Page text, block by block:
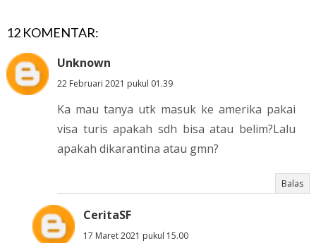
12 KOMENTAR:
Unknown
22 Februari 2021 pukul 01.39
Ka mau tanya utk masuk ke amerika pakai
visa turis apakah sdh bisa atau belim?Lalu
apakah dikarantina atau gmn?
Balas
CeritaSF
17 Maret 2021 pukul 15.00